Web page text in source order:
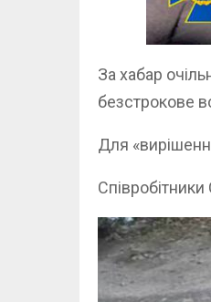
За хабар
безстрокове
Для